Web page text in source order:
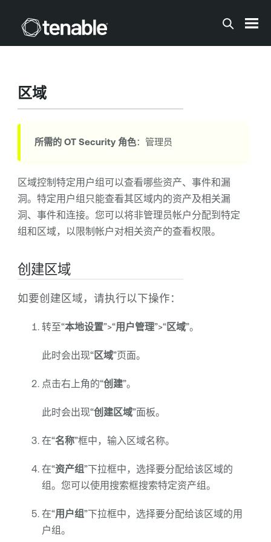
区域
所需的 OT Security角色：管理员
区域控制特定用户组可以查看哪些资产、事件和漏
洞。特定用户组只能查看其区域内的资产及相关漏
洞、事件和连接。您可以将非管理员帐户分配到特定
组和区域，以限制帐户对相关资产的查看权限。
创建区域
如要创建区域，请执行以下操作：
转至“本地设置”>“用户管理”>“区域”。
此时会出现“区域”页面。
点击右上角的“创建”。
此时会出现“创建区域”面板。
在“名称”框中，输入区域名称。
在“资产组”下拉框中，选择要分配给该区域的
组。您可以使用搜索框搜索特定资产组。
在“用户组”下拉框中，选择要分配给该区域的用
户组。